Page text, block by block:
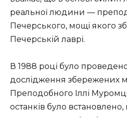
реальної людини —
Печерського, мощі якого
Печерській лаврі.
В 1988 році було
дослідження збережених
Преподобного Іллі
останків було